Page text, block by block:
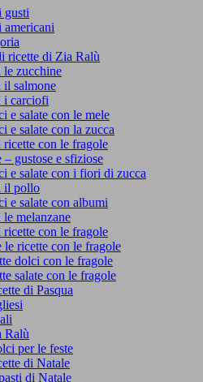
gusti
ricette di Zia Ralù
le zucchine
il salmone
i carciofi
e salate con le mele
e salate con la zucca
ricette con le fragole
– gustose e sfiziose
e salate con i fiori di zucca
il pollo
e salate con albumi
melanzane
ricette con le fragole
le ricette con le fragole
dolci con le fragole
salate con le fragole
di Pasqua
Ralù
per le feste
di Natale
di Natale